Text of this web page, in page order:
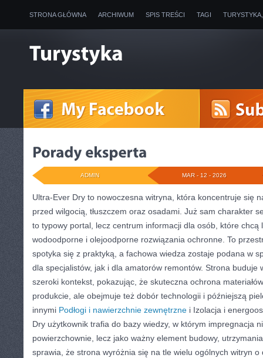
STRONA GŁÓWNA ARCHIWUM SPIS TREŚCI TAGI
MAR - 12 - 2026
ADMIN
Ultra-Ever Dry to nowoczesna witryna, która koncentruje się
przed wilgocią, tłuszczem oraz osadami. Już sam charakter
to typowy portal, lecz centrum informacji dla osób, które chcą
wodoodporne i olejoodporne rozwiązania ochronne. To
spotyka się z praktyką, a fachowa wiedza zostaje podana w
dla specjalistów, jak i dla amatorów remontów. Strona buduje
szeroki kontekst, pokazując, że skuteczna ochrona
produkcie, ale obejmuje też dobór technologii i późniejszą
innymi Podłogi i nawierzchnie zewnętrzne i Izolacja i
Dry użytkownik trafia do bazy wiedzy, w którym impregnacja
powierzchownie, lecz jako ważny element budowy,
sprawia, że strona wyróżnia się na tle wielu ogólnych witryn